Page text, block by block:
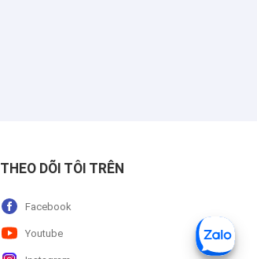
THEO DÕI TÔI TRÊN
Facebook
Youtube